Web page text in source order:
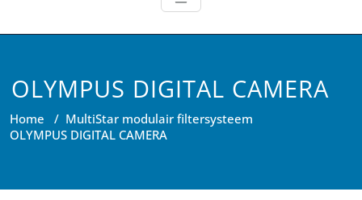
OLYMPUS DIGITAL CAMERA
Home / MultiStar modulair filtersysteem
OLYMPUS DIGITAL CAMERA